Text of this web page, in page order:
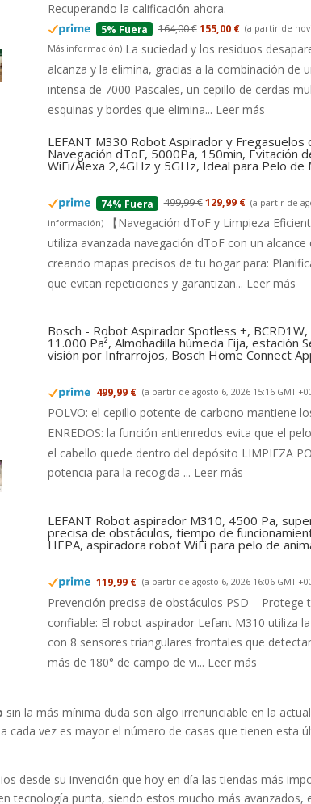
Recuperando la calificación ahora.
5% Fuera 164,00 €155,00 € (a partir de
Más información) La suciedad y los residuos
alcanza y la elimina, gracias a la combinación de
intensa de 7000 Pascales, un cepillo de cerdas
esquinas y bordes que elimina... Leer más
LEFANT M330 Robot Aspirador y Fregasuelos
Navegación dToF, 5000Pa, 150min, Evitación
WiFi/Alexa 2,4GHz y 5GHz, Ideal para Pelo de
74% Fuera 499,99 €129,99 € (a partir de
información)
【Navegación dToF y Limpieza
utiliza avanzada navegación dToF con un
creando mapas precisos de tu hogar para:
que evitan repeticiones y garantizan... Leer más
Bosch - Robot Aspirador Spotless +,
11.000 Pa², Almohadilla húmeda Fija, estación
visión por Infrarrojos, Bosch Home Connect
499,99 € (a partir de agosto 6, 2026 15:16 GMT
POLVO: el cepillo potente de carbono mantiene
ENREDOS: la función antienredos evita que el
el cabello quede dentro del depósito LIMPIEZA
potencia para la recogida ... Leer más
LEFANT Robot aspirador M310, 4500 Pa,
precisa de obstáculos, tiempo de
HEPA, aspiradora robot WiFi para pelo de
119,99 € (a partir de agosto 6, 2026 16:06 GMT
Prevención precisa de obstáculos PSD – Protege
confiable: El robot aspirador Lefant M310 utiliza
con 8 sensores triangulares frontales que
más de 180° de campo de vi... Leer más
sin la más mínima duda son algo irrenunciable en la
cada vez es mayor el número de casas que tienen esta
desde su invención que hoy en día las tiendas más
tecnología punta, siendo estos mucho más avanzados,